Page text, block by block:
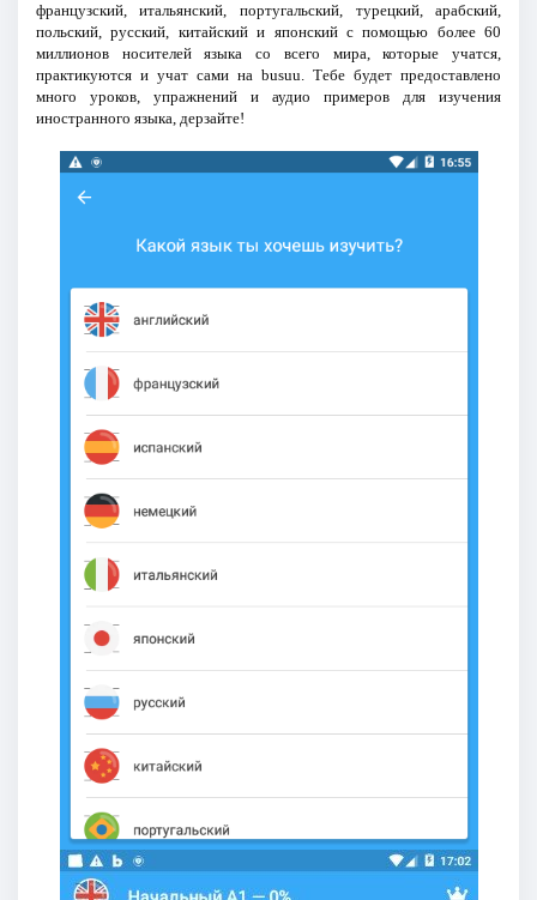
французский, итальянский, португальский, турецкий, арабский,
польский, русский, китайский и японский с помощью более 60
миллионов носителей языка со всего мира, которые учатся,
практикуются и учат сами на busuu. Тебе будет предоставлено
много уроков, упражнений и аудио примеров для изучения
иностранного языка, дерзайте!